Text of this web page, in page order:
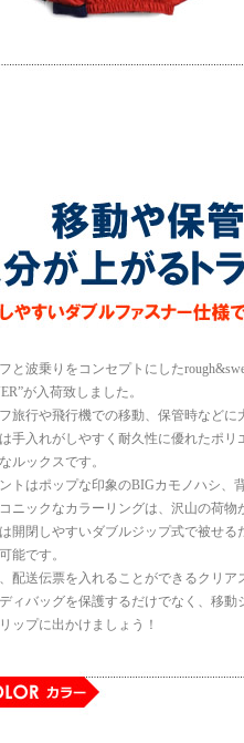
と波乗りをコンセプトにした
が入荷致しました。
旅行や飛行機での移動、保管時などに
手入れがしやすく耐久性に優れたポ
ルックスです。
トはポップな印象のBIGカモノハシ、
ニックなカラーリングは、沢山の荷物
開閉しやすいダブルジップ式で被せ
能です。
配送伝票を入れることができるクリア
ィバッグを保護するだけでなく、移
ップに出かけましょう！